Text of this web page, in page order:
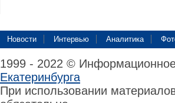
Новости Интервью Аналитика
1999 - 2022 ©
Екатеринбурга
При использовании